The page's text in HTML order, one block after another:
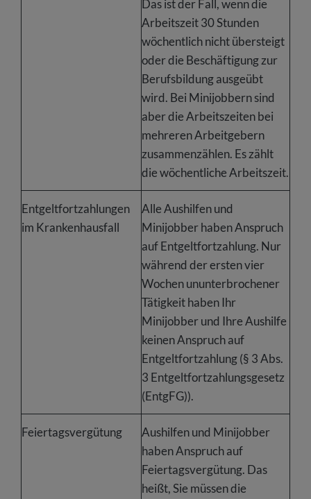
Das ist der Fall, wenn die
Arbeitszeit 30 Stunden
wöchentlich nicht übersteigt
oder die Beschäftigung zur
Berufsbildung ausgeübt
wird. Bei Minijobbern sind
aber die Arbeitszeiten bei
mehreren Arbeitgebern
zusammenzählen. Es zählt
die wöchentliche Arbeitszeit.
Entgeltfortzahlungen
im Krankenhausfall
Alle Aushilfen und
Minijobber haben Anspruch
auf Entgeltfortzahlung. Nur
während der ersten vier
Wochen ununterbrochener
Tätigkeit haben Ihr
Minijobber und Ihre Aushilfe
keinen Anspruch auf
Entgeltfortzahlung (§ 3 Abs.
3 Entgeltfortzahlungsgesetz
(EntgFG)).
Feiertagsvergütung
Aushilfen und Minijobber
haben Anspruch auf
Feiertagsvergütung. Das
heißt, Sie müssen die